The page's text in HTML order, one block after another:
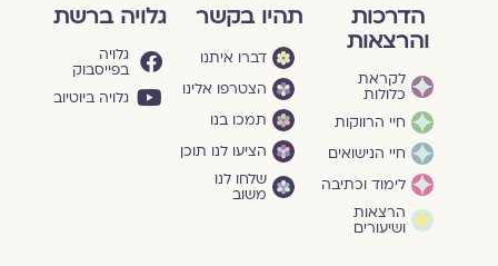
הדרכות
והרצאות
לקראת
כלולות
חיי הרווקות
חיי הנישואים
לימוד וכתיבה
הרצאות
ושיעורים
תהיו בקשר
דברו איתנו
הצטרפו אלינו
תמכו בנו
הציעו לנו תוכן
שלחו לנו
משוב
גלויה ברשת
גלויה
בפייסבוק
גלויה ביוטיוב